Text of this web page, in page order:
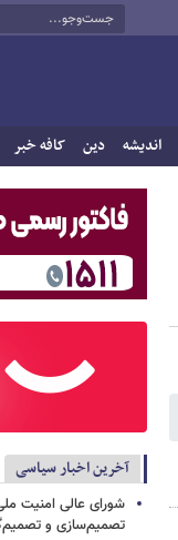
اندیشه دین کافه خبر
آخرین اخبار سیاسی
شورای عالی امنیت
تصمیم‌سازی و